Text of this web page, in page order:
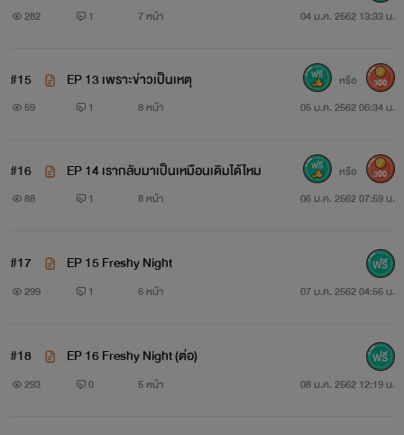
282 1 7 หน้า 04 ม.ค. 2562 13:33 น.
#15 EP 13 เพราะข่าวเป็นเหตุ
59 1 8 หน้า 05 ม.ค. 2562 06:34 น.
หรือ 300
#16 EP 14 เรากลับมาเป็นเหมือนเดิมได้ไหม
88 1 8 หน้า 06 ม.ค. 2562 07:59 น.
หรือ 300
#17 EP 15 Freshy Night
299 1 6 หน้า 07 ม.ค. 2562 04:56 น.
#18 EP 16 Freshy Night (ต่อ)
293 0 5 หน้า 08 ม.ค. 2562 12:19 น.